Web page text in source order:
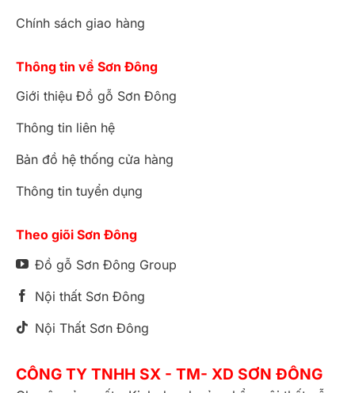
Chính sách giao hàng
Thông tin về Sơn Đông
Giới thiệu Đồ gỗ Sơn Đông
Thông tin liên hệ
Bản đồ hệ thống cửa hàng
Thông tin tuyển dụng
Theo giõi Sơn Đông
Đồ gỗ Sơn Đông Group
Nội thất Sơn Đông
Nội Thất Sơn Đông
CÔNG TY TNHH SX - TM- XD SƠN ĐÔNG